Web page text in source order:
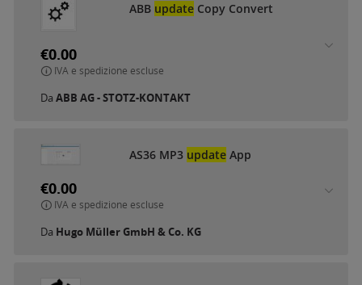
ABB update Copy Convert
€0.00
IVA e spedizione escluse
Da ABB AG - STOTZ-KONTAKT
AS36 MP3 update App
€0.00
IVA e spedizione escluse
Da Hugo Müller GmbH & Co. KG